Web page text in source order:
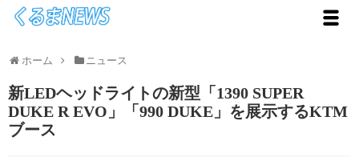
ホーム ニュース
新LEDヘッドライトの新型「1390 SUPER
DUKE R EVO」「990 DUKE」を展示するKTM
ブース